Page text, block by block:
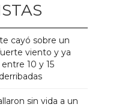
cayó sobre un
viento y ya
10 y 15
sin vida a un